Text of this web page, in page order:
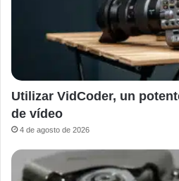
Utilizar VidCoder, un
de vídeo
4 de agosto de 2026